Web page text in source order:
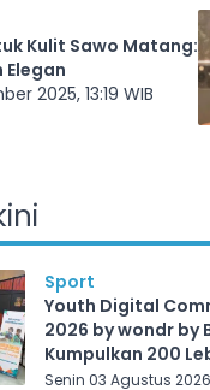
Kulit Sawo Matang:
2025, 13:19 WIB
Sport
Youth Digital
2026 by wondr by
Kumpulkan 200
Frekuensi Depok
Senin 03 Agustus 2026,